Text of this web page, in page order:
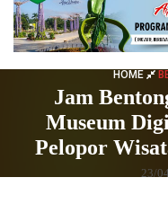
HOME
Jam
Museum
Pelopor
23/